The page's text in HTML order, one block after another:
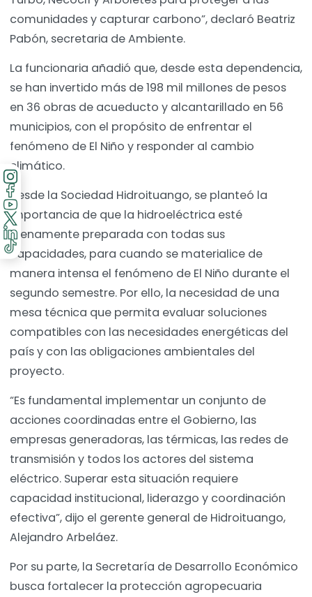
comunidades y capturar carbono”, declaró Beatriz
Pabón, secretaria de Ambiente.
La funcionaria añadió que, desde esta dependencia,
se han invertido más de 198 mil millones de pesos
en 36 obras de acueducto y alcantarillado en 56
municipios, con el propósito de enfrentar el
fenómeno de El Niño y responder al cambio
climático.
Desde la Sociedad Hidroituango, se planteó la
importancia de que la hidroeléctrica esté
plenamente preparada con todas sus
capacidades, para cuando se materialice de
manera intensa el fenómeno de El Niño durante el
segundo semestre. Por ello, la necesidad de una
mesa técnica que permita evaluar soluciones
compatibles con las necesidades energéticas del
país y con las obligaciones ambientales del
proyecto.
“Es fundamental implementar un conjunto de
acciones coordinadas entre el Gobierno, las
empresas generadoras, las térmicas, las redes de
transmisión y todos los actores del sistema
eléctrico. Superar esta situación requiere
capacidad institucional, liderazgo y coordinación
efectiva”, dijo el gerente general de Hidroituango,
Alejandro Arbeláez.
Por su parte, la Secretaría de Desarrollo Económico
busca fortalecer la protección agropecuaria